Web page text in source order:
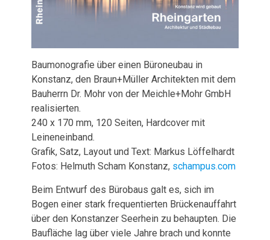
Baumonografie über einen Büroneubau in
Konstanz, den Braun+Müller Architekten mit dem
Bauherrn Dr. Mohr von der Meichle+Mohr GmbH
realisierten.
240 x 170 mm, 120 Seiten, Hardcover mit
Leineneinband.
Grafik, Satz, Layout und Text: Markus Löffelhardt
Fotos: Helmuth Scham Konstanz, schampus.com
Beim Entwurf des Bürobaus galt es, sich im
Bogen einer stark frequentierten Brückenauffahrt
über den Konstanzer Seerhein zu behaupten. Die
Baufläche lag über viele Jahre brach und konnte